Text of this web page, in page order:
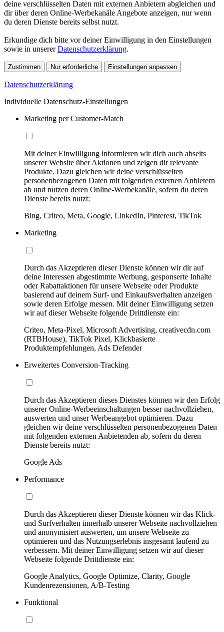
deine verschlüsselten Daten mit externen Anbietern abgleichen und
dir über deren Online-Werbekanäle Angebote anzeigen, nur wenn
du deren Dienste bereits selbst nutzt.
Erkundige dich bitte vor deiner Einwilligung in den Einstellungen
sowie in unsererDatenschutzerklärung.
Zustimmen Nur erforderliche Einstellungen anpassen
Datenschutzerklärung
Individuelle Datenschutz-Einstellungen
Marketing per Customer-Match
Mit deiner Einwilligung informieren wir dich auch abseits
unserer Website über Aktionen und zeigen dir relevante
Produkte. Dazu gleichen wir deine verschlüsselten
personenbezogenen Daten mit folgenden externen Anbietern
ab und nutzen deren Online-Werbekanäle, sofern du deren
Dienste bereits nutzt:
Bing, Criteo, Meta, Google, LinkedIn, Pinterest, TikTok
Marketing
Durch das Akzeptieren dieser Dienste können wir dir auf
deine Interessen abgestimmte Werbung, gesponserte Inhalte
oder Rabattaktionen für unsere Webseite oder Produkte
basierend auf deinem Surf- und Einkaufsverhalten anzeigen
sowie deren Erfolge messen. Mit deiner Einwilligung setzen
wir auf dieser Webseite folgende Drittdienste ein:
Criteo, Meta-Pixel, Microsoft Advertising, creativecdn.com
(RTBHouse), TikTok Pixel, Klickbasierte
Produktempfehlungen, Ads Defender
Erweitertes Conversion-Tracking
Durch das Akzeptieren dieses Dienstes können wir den Erfolg
unserer Online-Werbeeinschaltungen besser nachvollziehen,
auswerten und unser Werbeangebot optimieren. Dazu
gleichen wir deine verschlüsselten personenbezogenen Daten
mit folgenden externen Anbietenden ab, sofern du deren
Dienste bereits nutzt:
Google Ads
Performance
Durch das Akzeptieren dieser Dienste können wir das Klick-
und Surfverhalten innerhalb unserer Webseite nachvollziehen
und anonymisiert auswerten, um unsere Webseite zu
optimieren und das Nutzungserlebnis insgesamt laufend zu
verbessern. Mit deiner Einwilligung setzen wir auf dieser
Webseite folgende Drittdienste ein:
Google Analytics, Google Optimize, Clarity, Google
Kundenrezensionen, A/B-Testing
Funktional